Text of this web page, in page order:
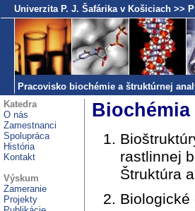
Univerzita P. J. Šafárika v Košiciach >>
Pracovisko biochémie a štruktúrnej
Katedra
O nás
Zamestnanci
Spolupráca
História
Kontakt
Výskum
Zameranie
Projekty
Biochémia
rastlinnej
Štruktúra
Biologické